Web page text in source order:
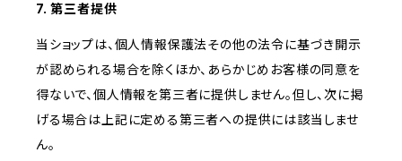
7. 第三者提供
当ショップは、個人情報保護法その他の法令に基づき開示
が認められる場合を除くほか、あらかじめお客様の同意を
得ないで、個人情報を第三者に提供しません。但し、次に掲
げる場合は上記に定める第三者への提供には該当しませ
ん。